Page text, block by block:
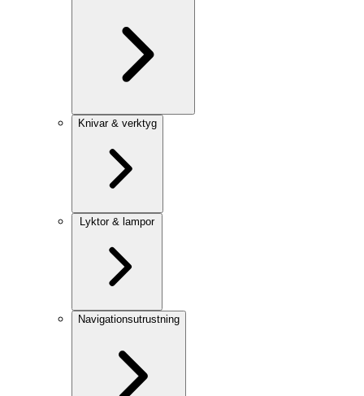
Knivar & verktyg
Lyktor & lampor
Navigationsutrustning